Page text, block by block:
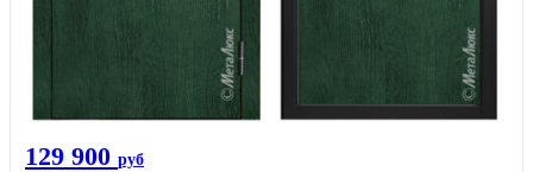
129 900 руб